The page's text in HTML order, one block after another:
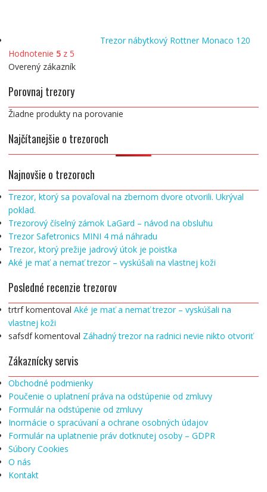
Trezor nábytkový Rottner Monaco 120
Hodnotenie 5z 5
Overený zákazník
Porovnaj trezory
Žiadne produkty na porovanie
Najčítanejšie o trezoroch
Najnovšie o trezoroch
Trezor, ktorý sa povaľoval na zbernom dvore otvorili. Ukrýval
poklad.
Trezorový číselný zámok LaGard – návod na obsluhu
Trezor Safetronics MINI 4 má náhradu
Trezor, ktorý prežije jadrový útok je poistka
Aké je mať a nemať trezor – vyskúšali na vlastnej koži
Posledné recenzie trezorov
trtrfkomentoval Aké je mať a nemať trezor – vyskúšali na
vlastnej koži
safsdfkomentoval Záhadný trezor na radnici nevie nikto otvoriť
Zákaznícky servis
Obchodné podmienky
Poučenie o uplatnení práva na odstúpenie od zmluvy
Formulár na odstúpenie od zmluvy
Inormácie o spracúvaní a ochrane osobných údajov
Formulár na uplatnenie práv dotknutej osoby – GDPR
Súbory Cookies
O nás
Kontakt